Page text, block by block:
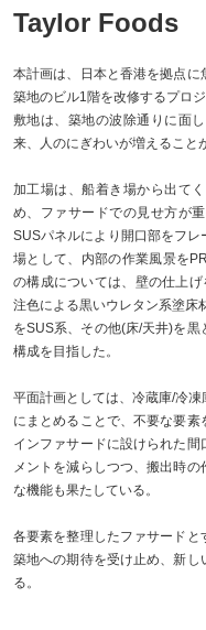
Taylor Foods
本計画は、日本と香港を拠点に
築地のビル1階を改修するプロジ
敷地は、築地の波除通りに面
来、人のにぎわいが増えること
加工場は、船着き場から出て
め、ファサードでの見せ方が
SUSパネルにより開口部をフ
場として、内部の作業風景を
の構成については、壁の仕上
注色による黒いウレタン系塗床
をSUS系、その他(床/天井)を
構成を目指した。
平面計画としては、冷蔵庫/冷
にまとめることで、不要な要
インファサードに設けられた
メントを減らしつつ、搬出時
な機能も果たしている。
各要素を整理したファサード
築地への期待を受け止め、新
る。